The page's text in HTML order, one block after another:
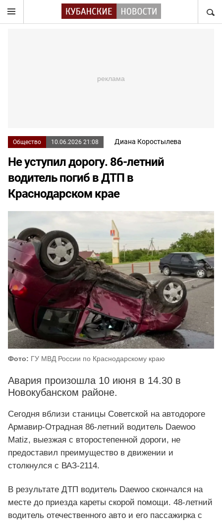
Общество 10.06.2026 21:08 Диана Коростылева
Не уступил дорогу. 86-летний
водитель погиб в ДТП в
Краснодарском крае
Фото: ГУ МВД России по Краснодарскому краю
Авария произошла 10 июня в 14.30 в
Новокубанском районе.
Сегодня вблизи станицы Советской на автодороге
Армавир-Отрадная 86-летний водитель Daewoo
Matiz, выезжая с второстепенной дороги, не
предоставил преимущество в движении и
столкнулся с ВАЗ-2114.
В результате ДТП водитель Daewoo скончался на
месте до приезда кареты скорой помощи. 48-летний
водитель отечественного авто и его пассажирка с